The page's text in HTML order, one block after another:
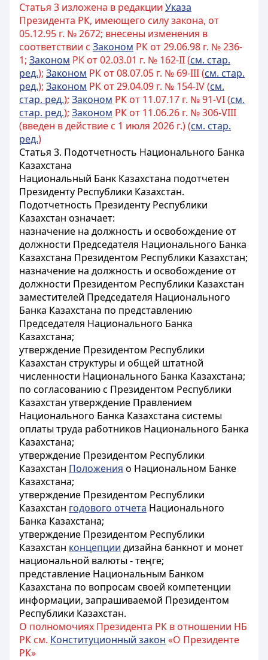
Статья 3 изложена в редакции Указа
Президента РК, имеющего силу закона, от
05.12.95 г. № 2672; внесены изменения в
соответствии с Законом РК от 29.06.98 г. № 236-
1; Законом РК от 02.03.01 г. № 162-II (см. стар.
ред.); Законом РК от 08.07.05 г. № 69-III (см. стар.
ред.); Законом РК от 29.04.09 г. № 154-IV (см.
стар. ред.); Законом РК от 11.07.17 г. № 91-VI (см.
стар. ред.); Законом РК от 11.06.26 г. № 306-VIII
(введен в действие с 1 июля 2026 г.) (см. стар.
ред.)
Статья 3. Подотчетность Национального Банка
Казахстана
Национальный Банк Казахстана подотчетен
Президенту Республики Казахстан.
Подотчетность Президенту Республики
Казахстан означает:
назначение на должность и освобождение от
должности Председателя Национального Банка
Казахстана Президентом Республики Казахстан;
назначение на должность и освобождение от
должности Президентом Республики Казахстан
заместителей Председателя Национального
Банка Казахстана по представлению
Председателя Национального Банка
Казахстана;
утверждение Президентом Республики
Казахстан структуры и общей штатной
численности Национального Банка Казахстана;
по согласованию с Президентом Республики
Казахстан утверждение Правлением
Национального Банка Казахстана системы
оплаты труда работников Национального Банка
Казахстана;
утверждение Президентом Республики
Казахстан Положения о Национальном Банке
Казахстана;
утверждение Президентом Республики
Казахстан годового отчета Национального
Банка Казахстана;
утверждение Президентом Республики
Казахстан концепции дизайна банкнот и монет
национальной валюты -теңге;
представление Национальным Банком
Казахстана по вопросам своей компетенции
информации, запрашиваемой Президентом
Республики Казахстан.
О полномочиях Президента РК в отношении НБ
РК см. Конституционный закон «О Президенте
РК»